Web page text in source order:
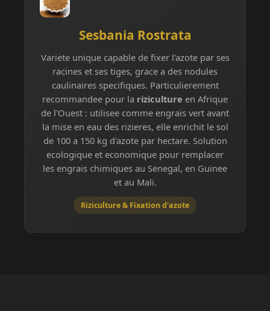
Sesbania Rostrata
Variete unique capable de fixer l'azote par ses
racines et ses tiges, grace a des nodules
caulinaires specifiques. Particulierement
recommandee pour la riziculture en Afrique
de l'Ouest : utilisee comme engrais vert avant
la mise en eau des rizieres, elle enrichit le sol
de 100 a 150 kg d'azote par hectare. Solution
ecologique et economique pour remplacer
les engrais chimiques au Senegal, en Guinee
et au Mali.
Riziculture & Fixation d'azote